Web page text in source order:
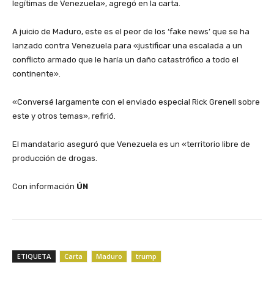
legítimas de Venezuela», agregó en la carta.
‎A juicio de Maduro, este es el peor de los ‘fake news’ que se ha
lanzado contra Venezuela para «justificar una escalada a un
conflicto armado que le haría un daño catastrófico a todo el
continente».
‎«Conversé largamente con el enviado especial Rick Grenell sobre
este y otros temas», refirió.
‎El mandatario aseguró que Venezuela es un «territorio libre de
producción de drogas.
‎Con información ÚN
ETIQUETA Carta Maduro trump